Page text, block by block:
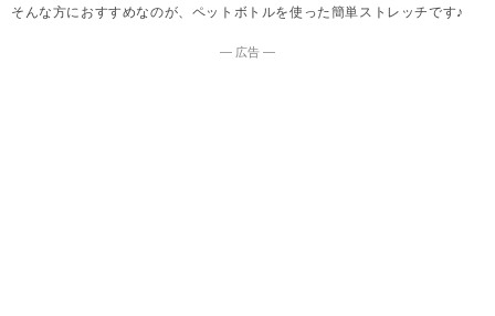
そんな方におすすめなのが、ペットボトルを使った簡単ストレッチです♪
― 広告 ―